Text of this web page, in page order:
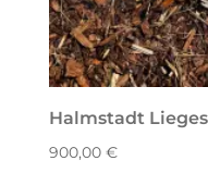
Halmstadt
900,00 €